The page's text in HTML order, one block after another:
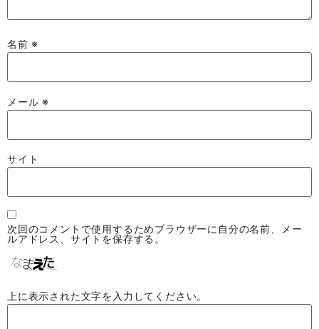
名前※
メール※
サイト
次回のコメントで使用するためブラウザーに自分の名前、メー
ルアドレス、サイトを保存する。
上に表示された文字を入力してください。